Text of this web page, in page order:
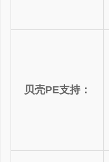
贝壳PE支持：